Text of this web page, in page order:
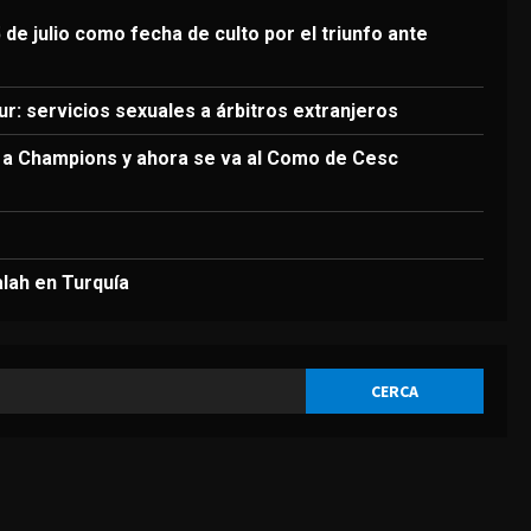
4
DEPORTES
de julio como fecha de culto
por el triunfo ante Inglaterra
Agosto 7, 2026
DEPORTES
julio como fecha de culto por el triunfo ante
servicios sexuales a árbitros extranjeros
Champions y ahora se va al Como de Cesc
en Turquía